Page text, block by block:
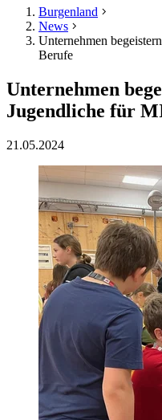
Burgenland
News
Unternehmen
Berufe
Unternehmen
Jugendliche für
21.05.2024